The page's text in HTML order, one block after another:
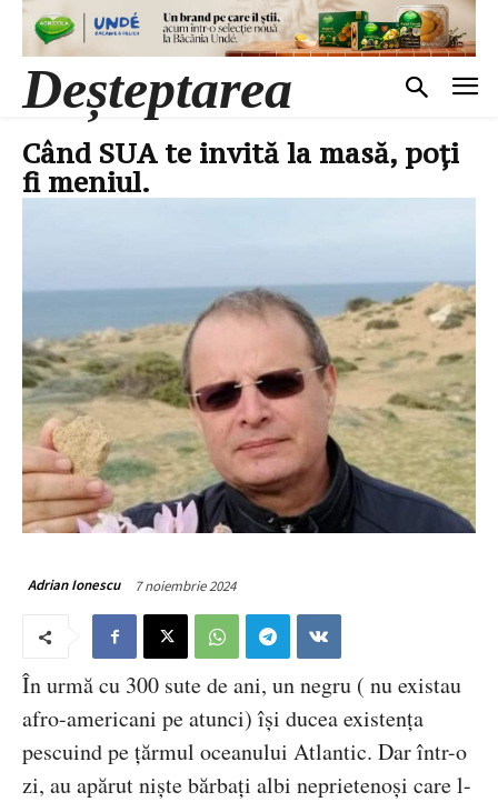
Deșteptarea
Când SUA te invită la masă, poți
fi meniul.
Adrian Ionescu 7 noiembrie 2024
În urmă cu 300 sute de ani, un negru ( nu existau
afro-americani pe atunci) își ducea existența
pescuind pe țărmul oceanului Atlantic. Dar într-o
zi, au apărut niște bărbați albi neprietenoși care l-